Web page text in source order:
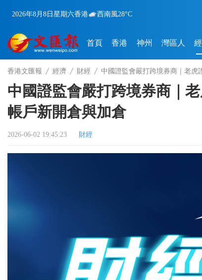
2026年8月8日 星期六香港 西南風28°C
首頁 香港 神州 灣區人
香港文匯報 經濟 財經 中國證監會嚴打跨境券商｜老虎
中國證監會嚴打跨境券商｜
帳戶新開倉與加倉
2026-06-02 19:45:23 財經